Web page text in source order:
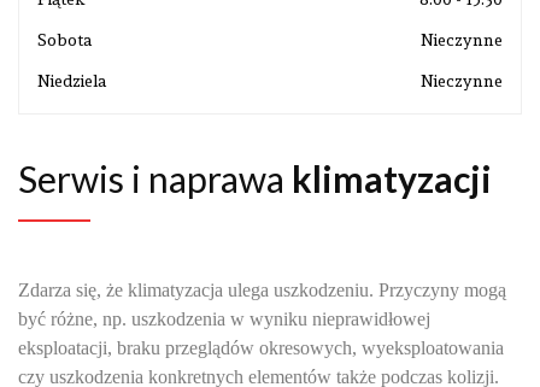
Sobota Nieczynne
Niedziela Nieczynne
Serwis i naprawa klimatyzacji
Zdarza się, że klimatyzacja ulega uszkodzeniu. Przyczyny mogą
być różne, np. uszkodzenia w wyniku nieprawidłowej
eksploatacji, braku przeglądów okresowych, wyeksploatowania
czy uszkodzenia konkretnych elementów także podczas kolizji.